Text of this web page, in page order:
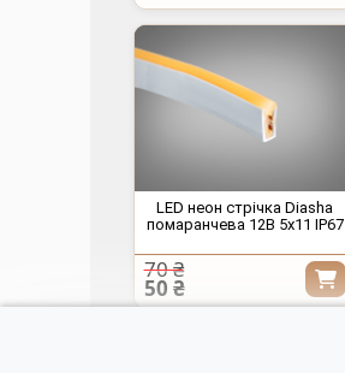
LED неон стрічка Diasha
помаранчева 12В 5x11 IP67
70 ₴
50 ₴